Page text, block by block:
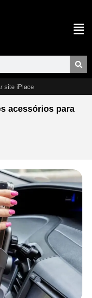
site iPlace
acessórios para